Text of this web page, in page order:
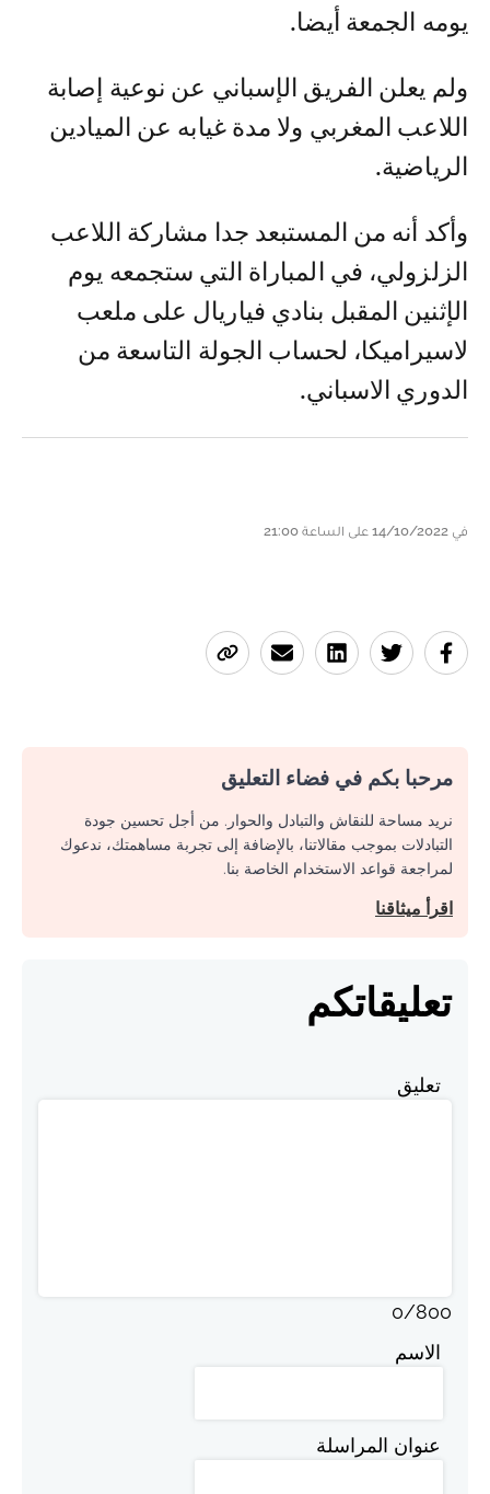
يومه الجمعة أيضا.
ولم يعلن الفريق الإسباني عن نوعية إصابة
اللاعب المغربي ولا مدة غيابه عن الميادين
الرياضية.
وأكد أنه من المستبعد جدا مشاركة اللاعب
الزلزولي، في المباراة التي ستجمعه يوم
الإثنين المقبل بنادي فياريال على ملعب
لاسيراميكا، لحساب الجولة التاسعة من
الدوري الاسباني.
في 14/10/2022 على الساعة 21:00
مرحبا بكم في فضاء التعليق
نريد مساحة للنقاش والتبادل والحوار. من أجل تحسين جودة
التبادلات بموجب مقالاتنا، بالإضافة إلى تجربة مساهمتك، ندعوك
لمراجعة قواعد الاستخدام الخاصة بنا.
اقرأ ميثاقنا
تعليقاتكم
تعليق
0/800
الاسم
عنوان المراسلة